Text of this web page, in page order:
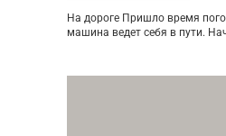
На дороге Пришло время
машина ведет себя в пути.